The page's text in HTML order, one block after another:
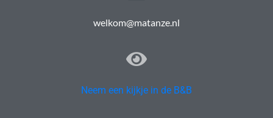
welkom@matanze.nl
Neem een kijkje in de B&B